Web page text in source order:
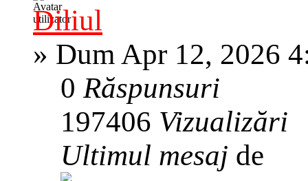
Diliul
» Dum Apr 12, 2026
0Răspunsuri
197406 Vizualizări
Ultimul mesaj de